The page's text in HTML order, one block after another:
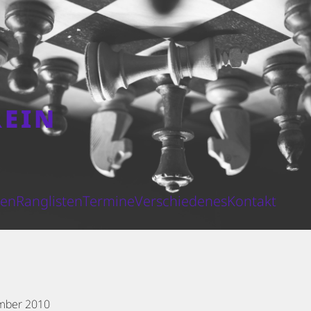
RanglistenTermineVerschiedenesKontakt
2010